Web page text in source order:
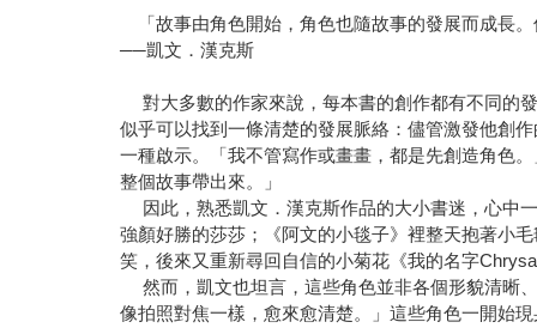
「故事由角色開始，角色也隨故事的發展而成長
──凱文．漢克斯
對大多數的作家來說，每本書的創作都有不同的
似乎可以找到一條清楚的發展脈絡：儘管激發他創
一種啟示。「我不管寫作或畫畫，都是先創造角色
整個故事帶出來。」
因此，熟悉凱文．漢克斯作品的大小書迷，心中
強顏好勝的莎莎；《阿文的小毯子》裡整天抱著小
笑，後來又重新尋回自信的小菊花《我的名字
然而，凱文也坦言，這些角色並非各個形貌清晰
像拍照對焦一樣，愈來愈清楚。」這些角色一開始